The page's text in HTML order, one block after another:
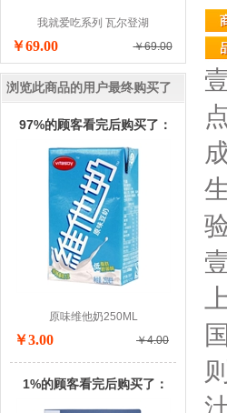
我就爱吃系列 瓦尔登湖
￥69.00 ￥69.00
浏览此商品的用户最终购买了
97%的顾客看完后购买了：
原味维他奶250ML
￥3.00 ￥4.00
1%的顾客看完后购买了：